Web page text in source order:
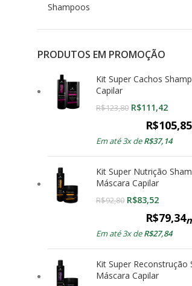
Shampoos
PRODUTOS EM PROMOÇÃO
Kit Super Cachos
Capilar
R$123,80 R$111,42
R$105,85
Em até 3x deR$37,14
Kit Super Nutrição
Máscara Capilar
R$92,80 R$83,52
R$79,34
Em até 3x deR$27,84
Kit Super Reconstrução
Máscara Capilar